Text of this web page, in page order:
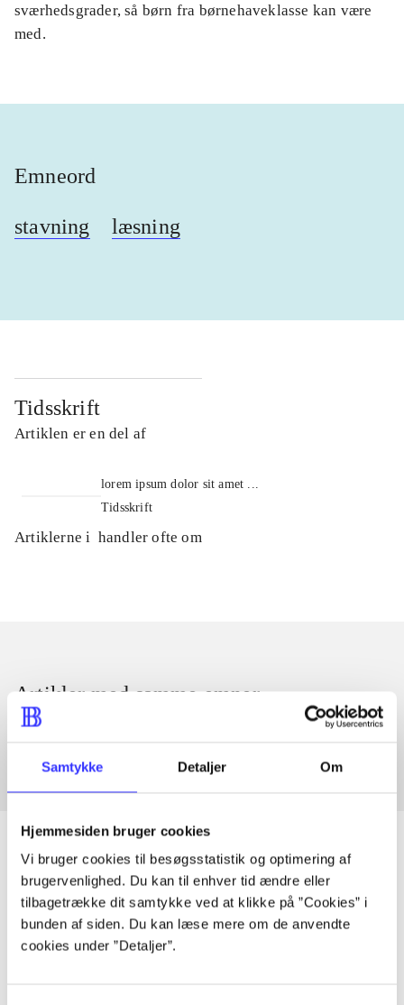
Samtykke Detaljer Om
Hjemmesiden bruger cookies
Vi bruger cookies til besøgsstatistik og optimering af
brugervenlighed. Du kan til enhver tid ændre eller
tilbagetrække dit samtykke ved at klikke på ”Cookies” i
bunden af siden. Du kan læse mere om de anvendte
cookies under ”Detaljer”.
sværhedsgrader, så børn fra børnehaveklasse kan være
med.
Emneord
stavning læsning
Tidsskrift
Artiklen er en del af
lorem ipsum dolor sit amet ...
Tidsskrift
Artiklerne i handler ofte om
Artikler med samme emner
Fra
Artikler
Alle registrerede artikler fordelt på udgivelser